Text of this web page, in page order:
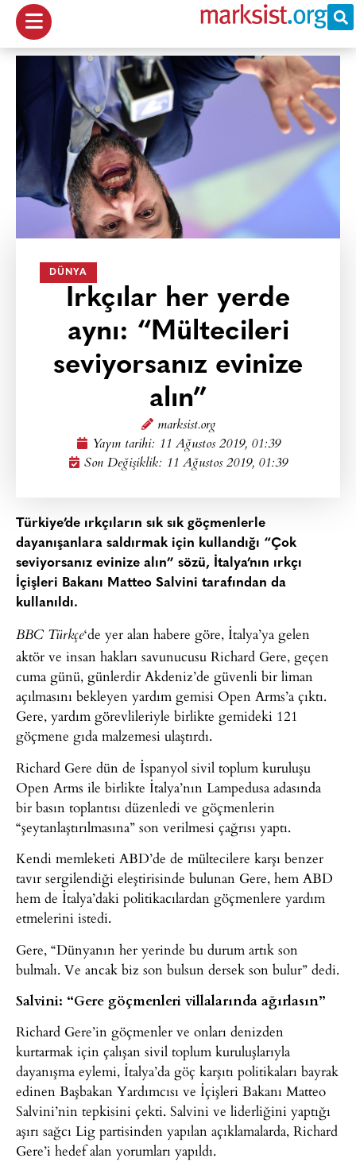
DÜNYA
Irkçılar her yerde
aynı: “Mültecileri
seviyorsanız evinize
alın”
marksist.org
Yayın tarihi: 11 Ağustos 2019, 01:39
Son Değişiklik: 11 Ağustos 2019, 01:39
Türkiye’de ırkçıların sık sık göçmenlerle
dayanışanlara saldırmak için kullandığı “Çok
seviyorsanız evinize alın” sözü, İtalya’nın ırkçı
İçişleri Bakanı Matteo Salvini tarafından da
kullanıldı.
BBC Türkçe‘de yer alan habere göre, İtalya’ya gelen
aktör ve insan hakları savunucusu Richard Gere, geçen
cuma günü, günlerdir Akdeniz’de güvenli bir liman
açılmasını bekleyen yardım gemisi Open Arms’a çıktı.
Gere, yardım görevlileriyle birlikte gemideki 121
göçmene gıda malzemesi ulaştırdı.
Richard Gere dün de İspanyol sivil toplum kuruluşu
Open Arms ile birlikte İtalya’nın Lampedusa adasında
bir basın toplantısı düzenledi ve göçmenlerin
“şeytanlaştırılmasına” son verilmesi çağrısı yaptı.
Kendi memleketi ABD’de de mültecilere karşı benzer
tavır sergilendiği eleştirisinde bulunan Gere, hem ABD
hem de İtalya’daki politikacılardan göçmenlere yardım
etmelerini istedi.
Gere, “Dünyanın her yerinde bu durum artık son
bulmalı. Ve ancak biz son bulsun dersek son bulur” dedi.
Salvini: “Gere göçmenleri villalarında ağırlasın”
Richard Gere’in göçmenler ve onları denizden
kurtarmak için çalışan sivil toplum kuruluşlarıyla
dayanışma eylemi, İtalya’da göç karşıtı politikaları bayrak
edinen Başbakan Yardımcısı ve İçişleri Bakanı Matteo
Salvini’nin tepkisini çekti. Salvini ve liderliğini yaptığı
aşırı sağcı Lig partisinden yapılan açıklamalarda, Richard
Gere’i hedef alan yorumları yapıldı.